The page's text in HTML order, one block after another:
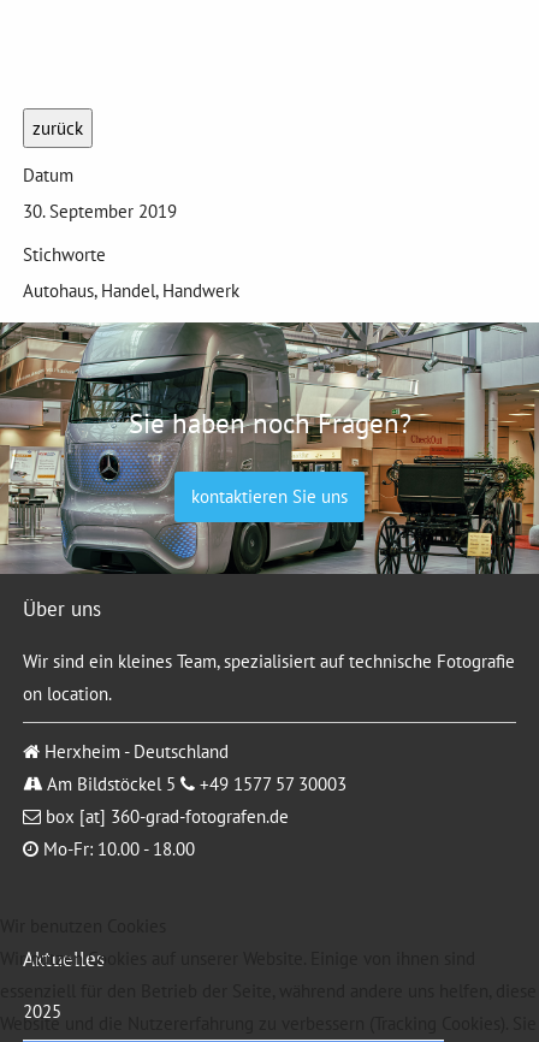
zurück
Datum
30. September 2019
Stichworte
Autohaus, Handel, Handwerk
Sie haben noch Fragen?
kontaktieren Sie uns
Über uns
Wir sind ein kleines Team, spezialisiert auf technische Fotografie
on location.
Herxheim - Deutschland
Am Bildstöckel 5
+49 1577 57 30003
box [at] 360-grad-fotografen.de
Mo-Fr: 10.00 - 18.00
Aktuelles
2025
Wir nutzen Cookies auf unserer Website. Einige von ihnen sind
Website und die Nutzererfahrung zu verbessern (Tracking Cookies). Sie